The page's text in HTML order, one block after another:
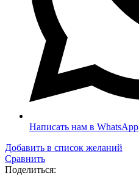
Написать нам в WhatsApp
Добавить в список желаний
Сравнить
Поделиться: